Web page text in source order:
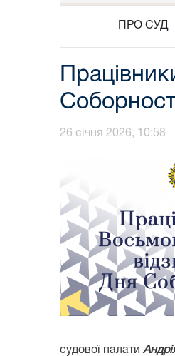
ПРО СУД
26 січня 2026, 10:58
судової палати